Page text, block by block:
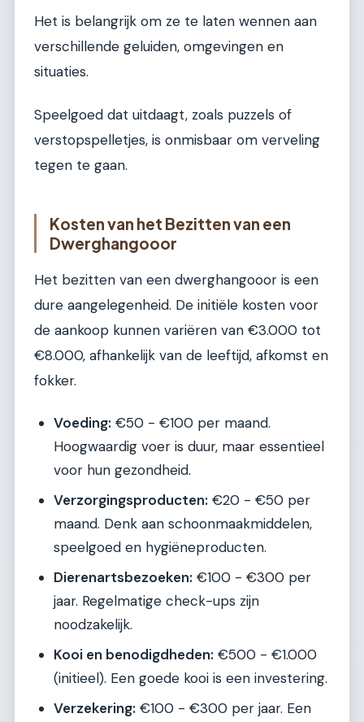
Het is belangrijk om ze te laten wennen aan
verschillende geluiden, omgevingen en
situaties.
Speelgoed dat uitdaagt, zoals puzzels of
verstopspelletjes, is onmisbaar om verveling
tegen te gaan.
Kosten van het Bezitten van een
Dwerghangooor
Het bezitten van een dwerghangooor is een
dure aangelegenheid. De initiële kosten voor
de aankoop kunnen variëren van €3.000 tot
€8.000, afhankelijk van de leeftijd, afkomst en
fokker.
Voeding: €50 - €100 per maand.
Hoogwaardig voer is duur, maar essentieel
voor hun gezondheid.
Verzorgingsproducten: €20 - €50 per
maand. Denk aan schoonmaakmiddelen,
speelgoed en hygiëneproducten.
Dierenartsbezoeken: €100 - €300 per
jaar. Regelmatige check-ups zijn
noodzakelijk.
Kooi en benodigdheden: €500 - €1.000
(initieel). Een goede kooi is een investering.
Verzekering: €100 - €300 per jaar. Een